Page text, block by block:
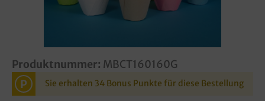
Produktnummer: MBCT160160G
P Sie erhalten 34 Bonus Punkte für diese Bestellung